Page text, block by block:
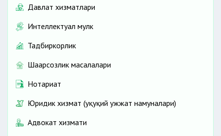
Давлат хизматлари
Интеллектуал мулк
Тадбиркорлик
Шаҳарсозлик масалалари
Нотариат
Юридик хизмат (ҳуқуқий ҳужжат намуналари)
Адвокат хизмати